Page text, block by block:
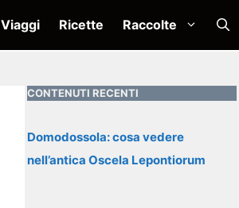
Viaggi Ricette Raccolte
CONTENUTI RECENTI
Domodossola: cosa vedere
nell’antica Oscela Lepontiorum